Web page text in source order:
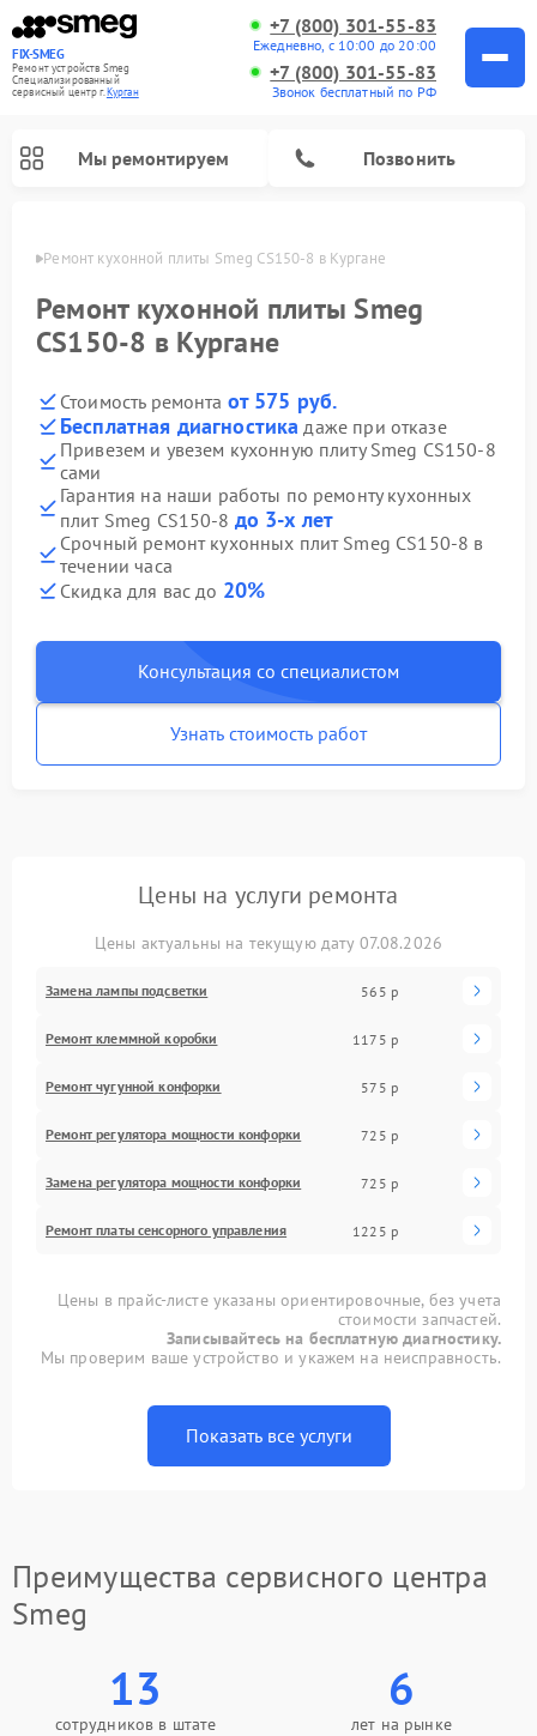
FIX-SMEG
Ремонт устройств Smeg
Специализированный
cервисный центр г.Курган
+7 (800) 301-55-83
Ежедневно, с 10:00 до 20:00
+7 (800) 301-55-83
Звонок бесплатный по РФ
Мы ремонтируем Позвонить
Ремонт кухонной плиты Smeg CS150-8 в Кургане
Ремонт кухонной плиты Smeg
CS150-8 в Кургане
Стоимость ремонта от 575 руб.
Бесплатная диагностика даже при отказе
Привезем и увезем кухонную плиту Smeg CS150-8
сами
Гарантия на наши работы по ремонту кухонных
плит Smeg CS150-8 до 3-х лет
Срочный ремонт кухонных плит Smeg CS150-8 в
течении часа
Скидка для вас до 20%
Консультация со специалистом
Узнать стоимость работ
Цены на услуги ремонта
Цены актуальны на текущую дату 07.08.2026
Замена лампы подсветки 565 р
Ремонт клеммной коробки 1175 р
Ремонт чугунной конфорки 575 р
Ремонт регулятора мощности конфорки 725 р
Замена регулятора мощности конфорки 725 р
Ремонт платы сенсорного управления 1225 р
Цены в прайс-листе указаны ориентировочные, без учета
стоимости запчастей.
Записывайтесь на бесплатную диагностику.
Мы проверим ваше устройство и укажем на неисправность.
Показать все услуги
Преимущества сервисного центра
Smeg
13
сотрудников в штате
6
лет на рынке